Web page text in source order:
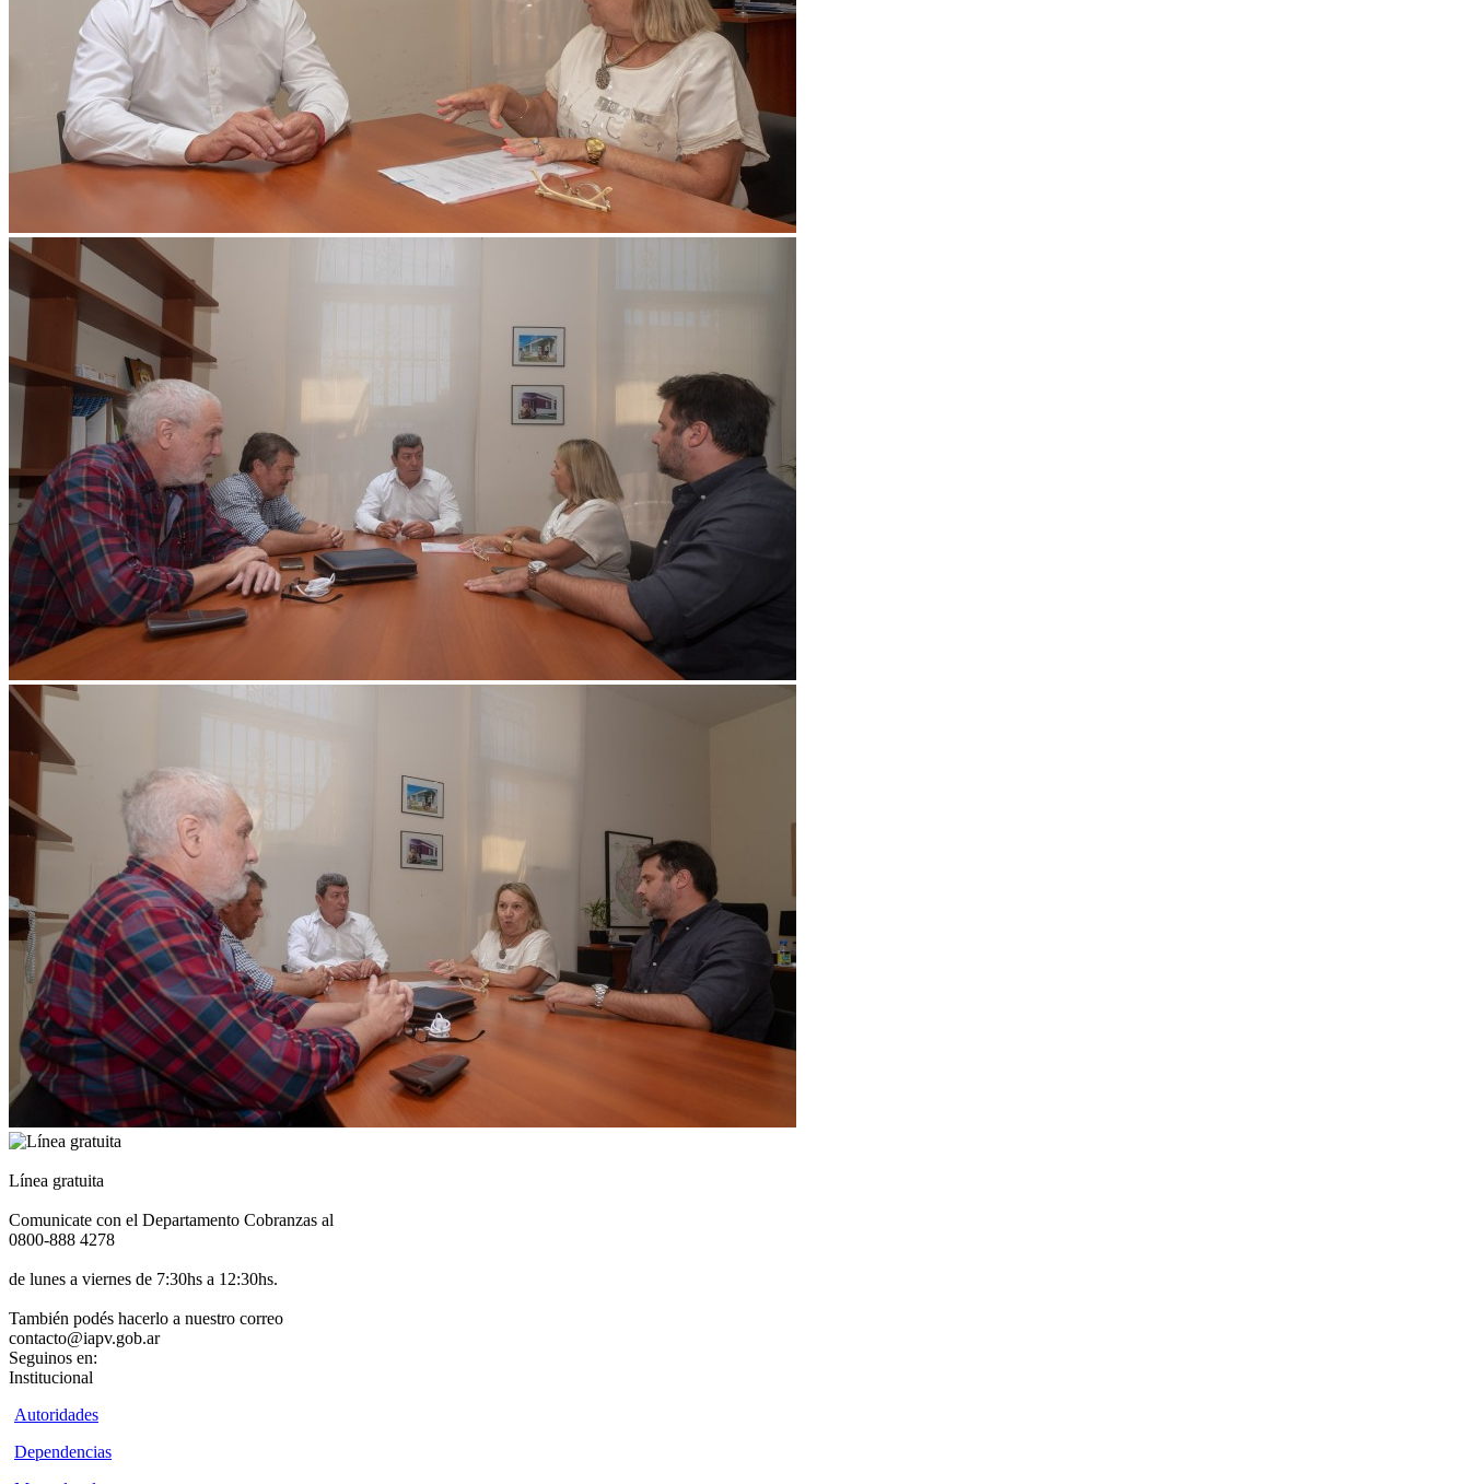
Línea gratuita
Comunicate con el Departamento Cobranzas al
0800-888 4278
de lunes a viernes de 7:30hs a 12:30hs.
También podés hacerlo a nuestro correo
contacto@iapv.gob.ar
Seguinos en:
Institucional
Autoridades
Dependencias